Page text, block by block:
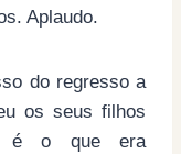
Aplaudo.
do regresso a
os seus filhos
é o que era